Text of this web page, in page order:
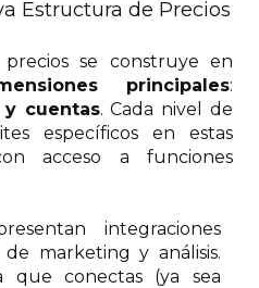
Estructura de Precios
se construye en
principales:
y cuentas. Cada nivel de
específicos en estas
acceso a funciones
integraciones
marketing y análisis.
que conectas (ya sea